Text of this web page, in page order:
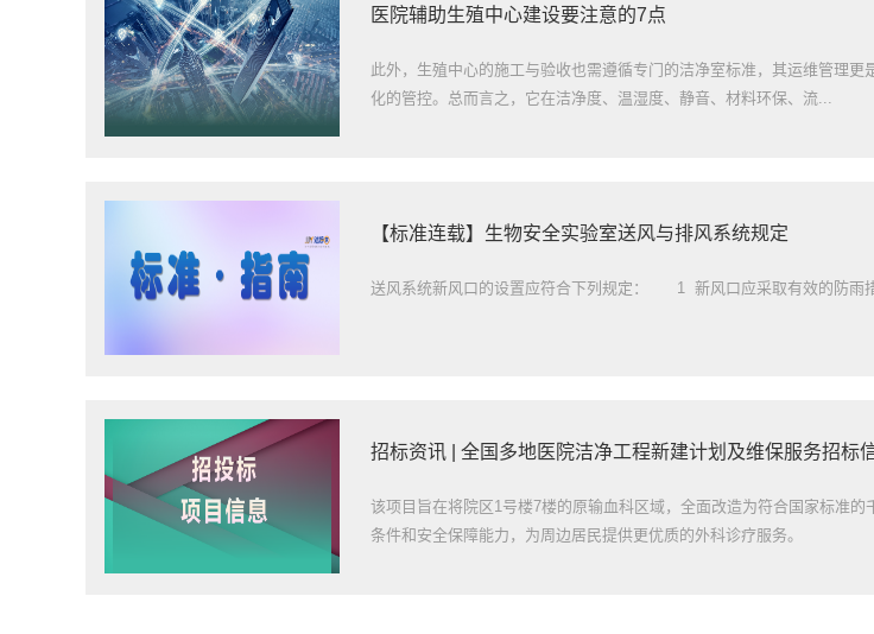
医院辅助生殖中心建设要注意的7点
此外，生殖中心的施工与验收也需遵循专门的洁净室标准，其运维管理
化的管控。总而言之，它在洁净度、温湿度、静音、材料环保、流...
【标准连载】生物安全实验室送风与排风系统规定
送风系统新风口的设置应符合下列规定： 1 新风口应采取有效的防雨
招标资讯 | 全国多地医院洁净工程新建计划及维保服务招标
该项目旨在将院区1号楼7楼的原输血科区域，全面改造为符合国家标准
条件和安全保障能力，为周边居民提供更优质的外科诊疗服务。